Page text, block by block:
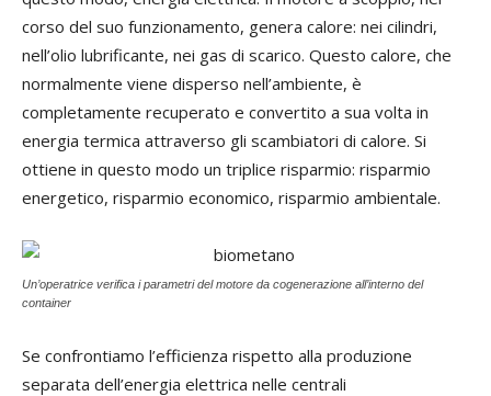
corso del suo funzionamento, genera calore: nei cilindri,
nell’olio lubrificante, nei gas di scarico. Questo calore, che
normalmente viene disperso nell’ambiente, è
completamente recuperato e convertito a sua volta in
energia termica attraverso gli scambiatori di calore. Si
ottiene in questo modo un triplice risparmio: risparmio
energetico, risparmio economico, risparmio ambientale.
Un’operatrice verifica i parametri del motore da cogenerazione all’interno del
container
Se confrontiamo l’efficienza rispetto alla produzione
separata dell’energia elettrica nelle centrali